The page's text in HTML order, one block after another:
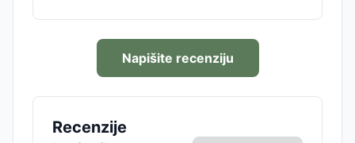
Napišite recenziju
Recenzije